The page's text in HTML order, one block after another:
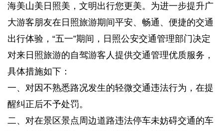
海美山美日照美，文明出行您更美。为进一步提升广
大游客朋友在日照旅游期间平安、畅通、便捷的交通
出行体验，“五一”期间，日照公安交通管理部门决定
对来日照旅游的自驾游客人提供交通管理优质服务，
具体措施如下：
一、对因不熟悉路况发生的轻微交通违法行为，在提
醒纠正后不予处罚。
二、对在景区景点周边道路违法停车未妨碍交通的车